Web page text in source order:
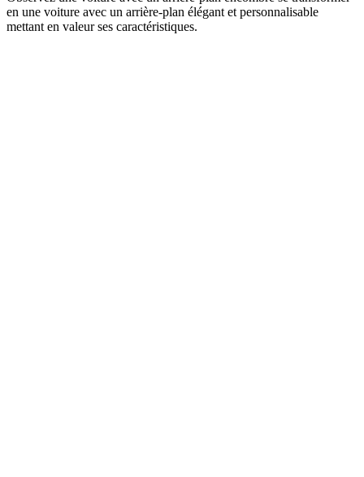
en une voiture avec un arrière-plan élégant et personnalisable
mettant en valeur ses caractéristiques.